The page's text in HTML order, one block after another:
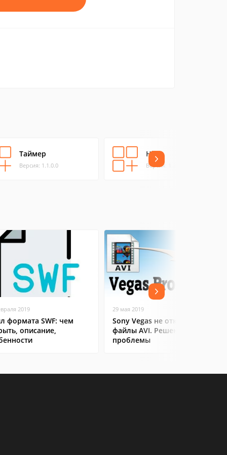
Таймер
Версия: 1.1.0.0
Hijri
Версия: 1.2.0.0
2019
формата SWF: чем
описание,
29 мая 2019
Sony Vegas не открывает
файлы AVI. Решение
проблемы